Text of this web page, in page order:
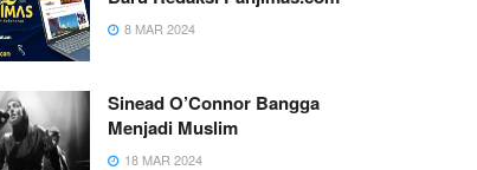
8 MAR 2024
Sinead O’Connor Bangga
Menjadi Muslim
18 MAR 2024